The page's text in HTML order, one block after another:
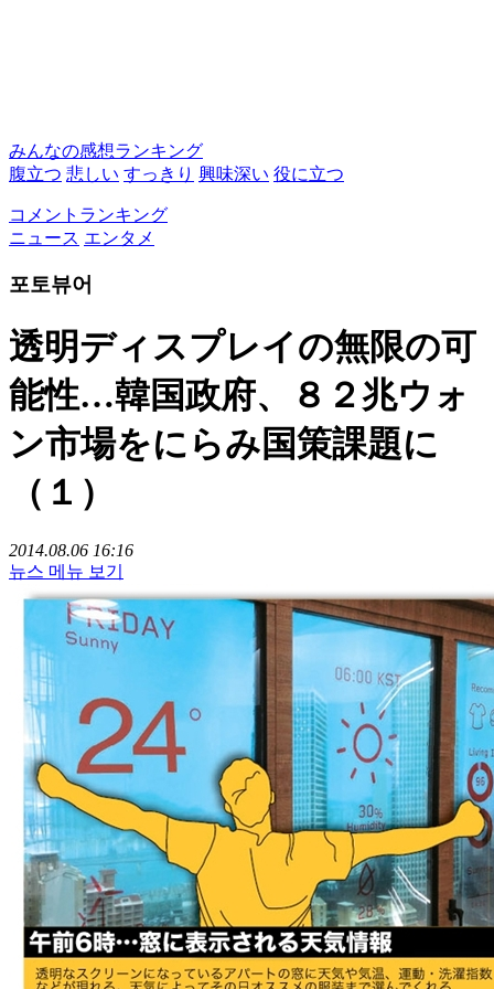
みんなの感想ランキング
腹立つ 悲しい すっきり 興味深い 役に立つ
コメントランキング
ニュース エンタメ
포토뷰어
透明ディスプレイの無限の可
能性…韓国政府、８２兆ウォ
ン市場をにらみ国策課題に
（１）
2014.08.06 16:16
뉴스 메뉴 보기